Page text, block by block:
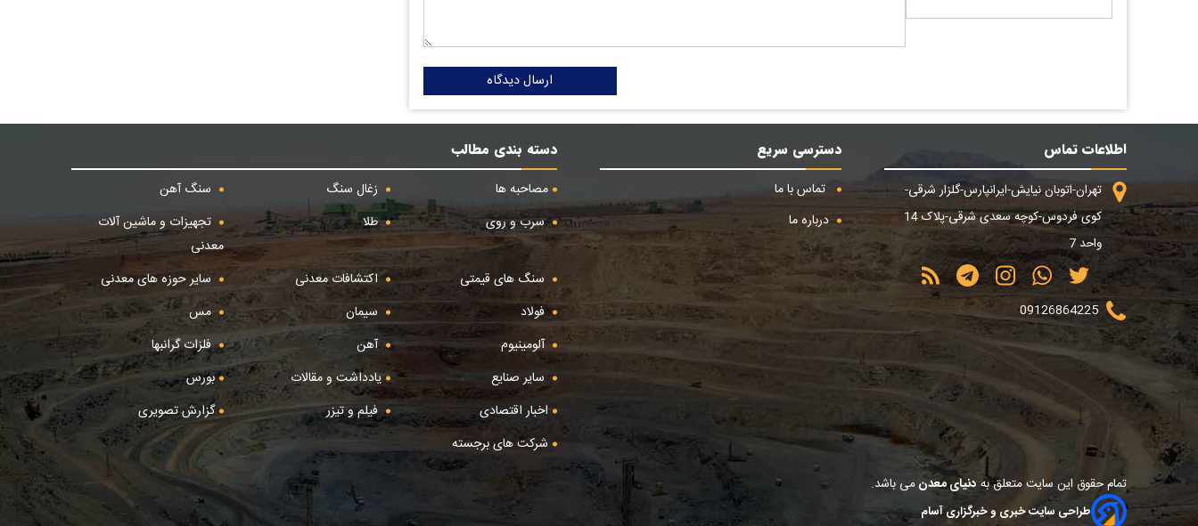
ارسال دیدگاه
اطلاعات تماس
تهران-اتوبان نیایش-ایرانپارس-گلزار شرقی-
کوی فردوس-کوچه سعدی شرقی-پلاک 14
واحد 7
09126864225
دسترسی سریع
تماس با ما
درباره ما
دسته بندی مطالب
مصاحبه ها
زغال سنگ
سنگ آهن
سرب و روی
طلا
تجهیزات و ماشین آلات
معدنی
سنگ های قیمتی
اکتشافات معدنی
سایر حوزه های معدنی
فولاد
سیمان
مس
آلومینیوم
آهن
فلزات گرانبها
سایر صنایع
یادداشت و مقالات
بورس
اخبار اقتصادی
فیلم و تیزر
گزارش تصویری
شرکت های برجسته
تمام حقوق این سایت متعلق بهدنیای معدنمی باشد.
طراحی سایت خبری و خبرگزاری آسام